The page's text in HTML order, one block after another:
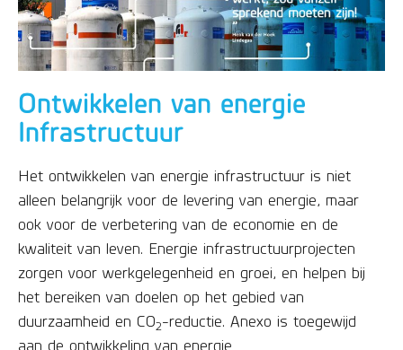
Ontwikkelen van energie
Infrastructuur
Het ontwikkelen van energie infrastructuur is niet
alleen belangrijk voor de levering van energie, maar
ook voor de verbetering van de economie en de
kwaliteit van leven. Energie infrastructuurprojecten
zorgen voor werkgelegenheid en groei, en helpen bij
het bereiken van doelen op het gebied van
duurzaamheid en CO2-reductie. Anexo is toegewijd
aan de ontwikkeling van energie